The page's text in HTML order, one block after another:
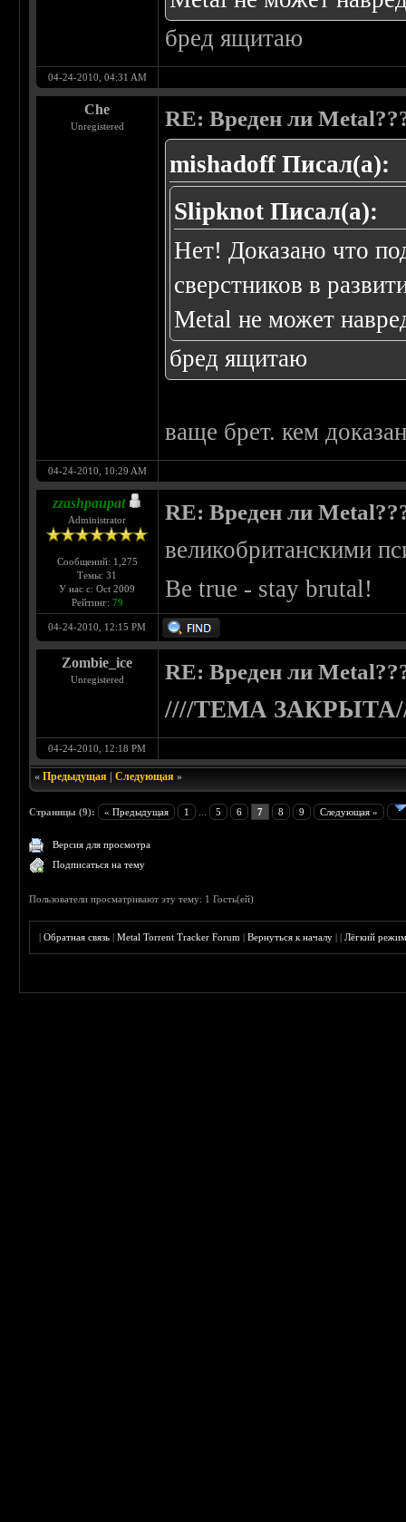
бред ящитаю
04-24-2010, 04:31 AM
Che
Unregistered RE: Вреден ли
mishadoff Писал(а):
Slipknot Писал(а):
Нет! Доказано что
сверстников в
Metal не может
бред ящитаю
ваще брет. кем
04-24-2010, 10:29 AM
zzashpaupat
Administrator
Сообщений: 1,275
Темы: 31
У нас с: Oct 2009
Рейтинг: 79
RE: Вреден ли
великобританскими
Be true - stay brutal!
04-24-2010, 12:15 PM
Zombie_ice
Unregistered RE: Вреден ли
////ТЕМА
04-24-2010, 12:18 PM
«Предыдущая |Следующая »
Страницы (9): « Предыдущая 1 5 6 7 8 9 Следующая »
Версия для просмотра
Подписаться на тему
Пользователи просматривают эту тему: 1 Гость(ей)
|Обратная связь |Metal Torrent Tracker Forum |Вернуться к началу ||Лёгкий